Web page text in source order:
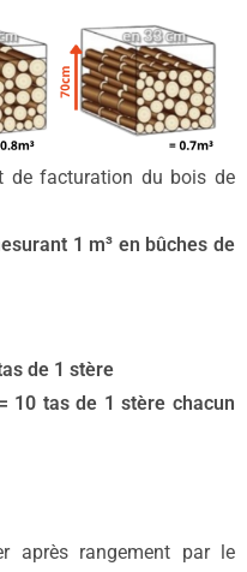
de facturation du bois de
1 m³ en bûches de
de 1 stère
10 tas de 1 stère chacun
après rangement par le